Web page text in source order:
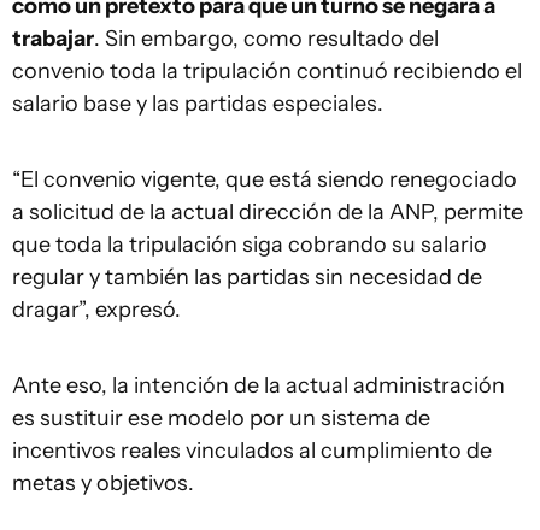
como un pretexto para que un turno se negara a
trabajar. Sin embargo, como resultado del
convenio toda la tripulación continuó recibiendo el
salario base y las partidas especiales.
“El convenio vigente, que está siendo renegociado
a solicitud de la actual dirección de la ANP, permite
que toda la tripulación siga cobrando su salario
regular y también las partidas sin necesidad de
dragar”, expresó.
Ante eso, la intención de la actual administración
es sustituir ese modelo por un sistema de
incentivos reales vinculados al cumplimiento de
metas y objetivos.